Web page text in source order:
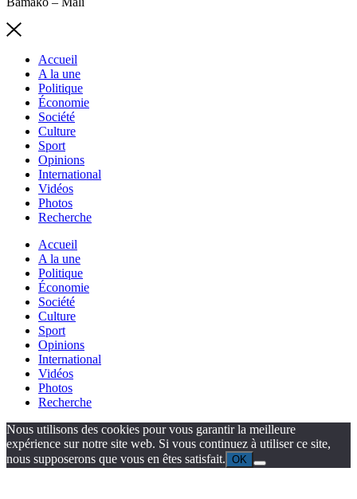
Accueil
A la une
Politique
Économie
Société
Culture
Sport
Opinions
International
Vidéos
Photos
Recherche
Accueil
A la une
Politique
Économie
Société
Culture
Sport
Opinions
International
Vidéos
Photos
Recherche
Nous utilisons des cookies pour vous garantir la meilleure
expérience sur notre site web. Si vous continuez à utiliser ce site,
nous supposerons que vous en êtes satisfait. OK